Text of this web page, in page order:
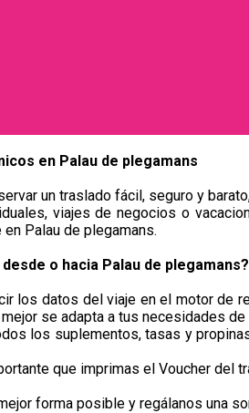
en ​Palau de plegamans
un traslado fácil, seguro y
viajes de negocios o
Palau de plegamans.
o hacia Palau de plegamans?
los datos del viaje en el motor de
se adapta a tus necesidades de
los suplementos, tasas y
que imprimas el Voucher del
forma posible y regálanos una